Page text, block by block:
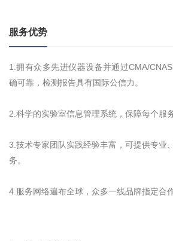
服务优势
1.拥有众多先进仪器设备并通过CMA/
确可靠，检测报告具有国际公信力。
2.科学的实验室信息管理系统，保障每个服
3.技术专家团队实践经验丰富，可提供专业
务。
4.服务网络遍布全球，众多一线品牌指定合